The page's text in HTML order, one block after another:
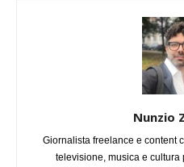
Nunzio
Giornalista freelance e content
televisione, musica e